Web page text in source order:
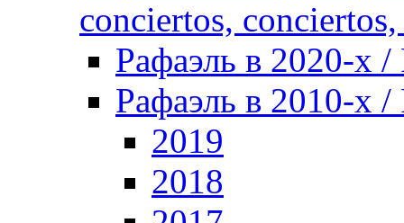
conciertos,
Рафаэль в 2020-х /
Рафаэль в 2010-х /
2019
2018